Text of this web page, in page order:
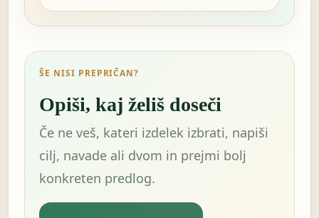
ŠE NISI PREPRIČAN?
Opiši, kaj želiš doseči
Če ne veš, kateri izdelek izbrati, napiši
cilj, navade ali dvom in prejmi bolj
konkreten predlog.